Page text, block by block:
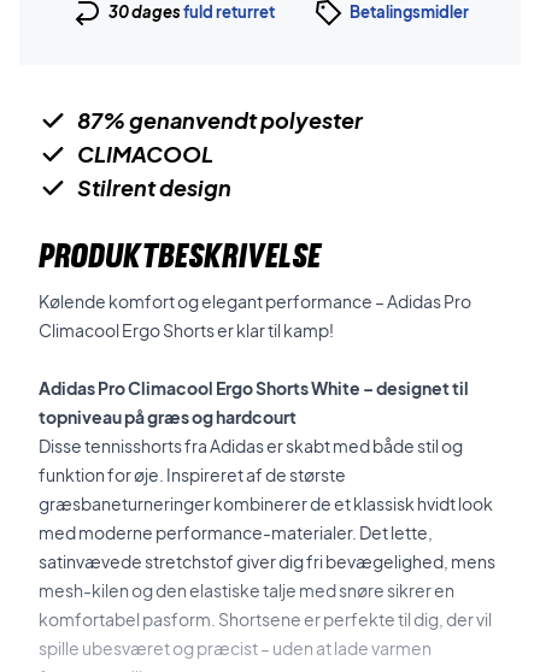
30 dagesfuld returret Betalingsmidler
87% genanvendt polyester
CLIMACOOL
Stilrent design
PRODUKTBESKRIVELSE
Kølende komfort og elegant performance – Adidas Pro
Climacool Ergo Shorts er klar til kamp!
Adidas Pro Climacool Ergo Shorts White – designet til
topniveau på græs og hardcourt
Disse tennisshorts fra Adidas er skabt med både stil og
funktion for øje. Inspireret af de største
græsbaneturneringer kombinerer de et klassisk hvidt look
med moderne performance-materialer. Det lette,
satinvævede stretchstof giver dig fri bevægelighed, mens
mesh-kilen og den elastiske talje med snøre sikrer en
komfortabel pasform. Shortsene er perfekte til dig, der vil
spille ubesværet og præcist – uden at lade varmen